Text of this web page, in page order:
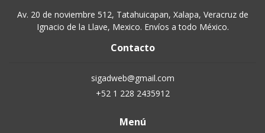
Av. 20 de noviembre 512, Tatahuicapan, Xalapa, Veracruz de
Ignacio de la Llave, Mexico. Envíos a todo México.
Contacto
sigadweb@gmail.com
+52 1 228 2435912
Menú